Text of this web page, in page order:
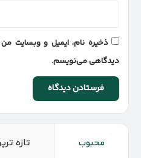
ذخیره نام، ایمیل و وبسایت من
دیدگاهی می‌نویسم.
محبوب تازه